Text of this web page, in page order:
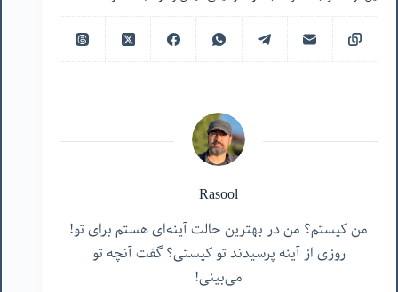
Rasool
من کیستم؟ من در بهترین حالت آینه‌ای هستم برای تو!
روزی از آینه پرسیدند تو کیستی؟ گفت آنچه تو
می‌بینی!